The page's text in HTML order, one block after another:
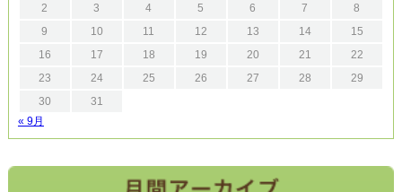
2
3 4 5 6 7
8
9
10 11 12 13 14
15
16
17 18 19 20 21
22
23
24 25 26 27 28
29
30
31
« 9月